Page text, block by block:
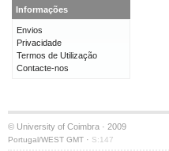
Informações
Envios
Privacidade
Termos de Utilização
Contacte-nos
© University of Coimbra · 2009
Portugal/WEST GMT · S:147